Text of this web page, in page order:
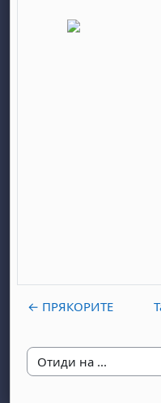
← ПРЯКОРИТЕ
Отиди на ...